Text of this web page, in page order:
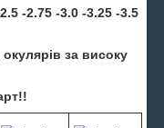
-2.75 -3.0 -3.25 -3.5
за високу